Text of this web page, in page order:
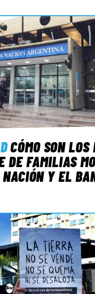
CÓMO SON
DE FAMILIAS
Y EL